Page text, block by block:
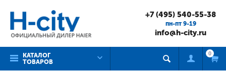
+7 (495) 540-55-38
пн-пт 9-19
info@h-city.ru
КАТАЛОГ
ТОВАРОВ
0